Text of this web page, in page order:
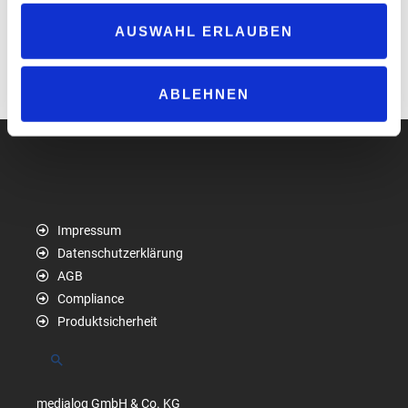
AUSWAHL ERLAUBEN
ABLEHNEN
Mitglied der Geschäftsleitung und Gesellschafter der 24-
Autohöfe.
Impressum
Datenschutzerklärung
AGB
Compliance
Produktsicherheit
Suchen
medialog GmbH & Co. KG